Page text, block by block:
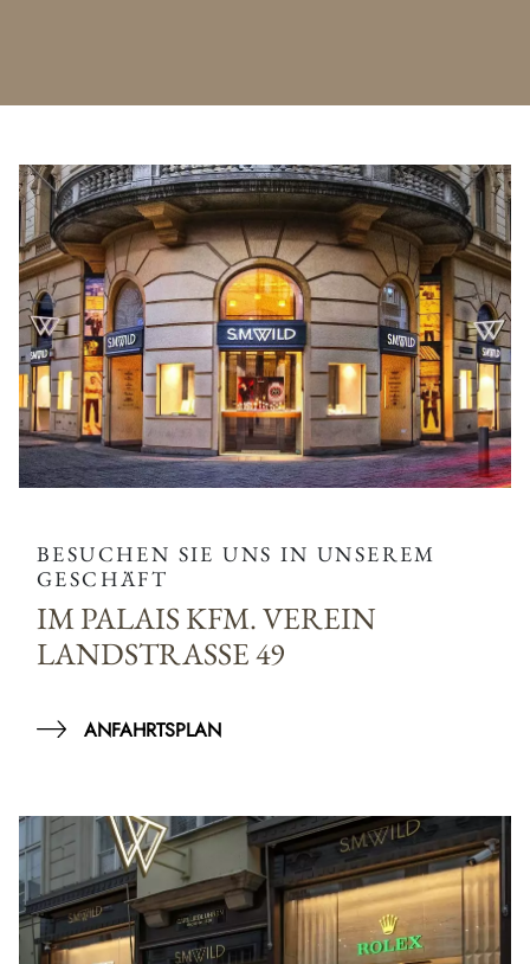
BESUCHEN SIE UNS IN UNSEREM
GESCHÄFT
IM PALAIS KFM. VEREIN
LANDSTRASSE 49
ANFAHRTSPLAN